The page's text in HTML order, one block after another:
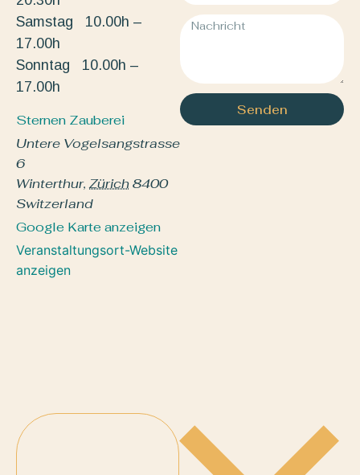
Samstag 10.00h –
17.00h
Sonntag 10.00h –
17.00h
Sternen Zauberei
Untere Vogelsangstrasse
6
Winterthur, Zürich8400
Switzerland
Google Karte anzeigen
Veranstaltungsort-Website
anzeigen
Senden